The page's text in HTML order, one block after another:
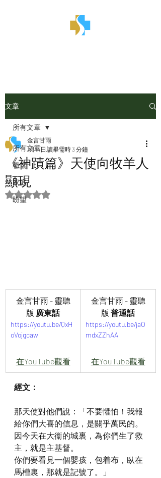
文章
所有文章
職場
家庭
盼望
所有文章
《神蹟篇》天使向牧羊人
顯現
金言甘雨
1月14日 讀畢需時 3 分鐘
評等為 NaN（最高為 5 顆星）。
金言甘雨 - 靈聽
版 廣東話
https://youtu.be/QxH
oVojgcaw
在YouTube觀看
金言甘雨 - 靈聽
版 普通話
https://youtu.be/jaO
mdxZZhAA
在YouTube觀看
經文：
那天使對他們說：「不要懼怕！我報
給你們大喜的信息，是關乎萬民的。
因今天在大衞的城裏，為你們生了救
主，就是主基督。
你們要看見一個嬰孩，包着布，臥在
馬槽裏，那就是記號了。」